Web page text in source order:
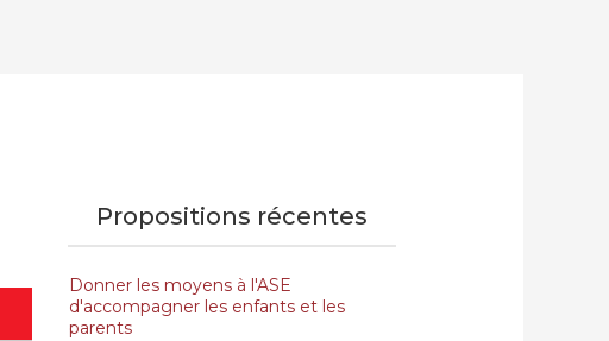
Propositions récentes
Donner les moyens à l'ASE
d'accompagner les enfants et les
parents